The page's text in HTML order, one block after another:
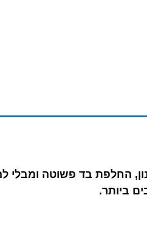
החלפת בד פשוטה ומבלי
ביותר.